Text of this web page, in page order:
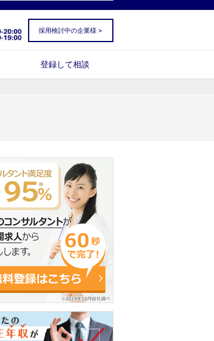
採用検討中の企業様 >
登録して相談